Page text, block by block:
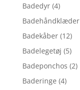
Badedyr (4)
Badehåndklæder
Badekåber (12)
Badelegetøj (5)
Badeponchos (2)
Baderinge (4)